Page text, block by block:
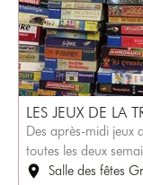
LES JEUX DE LA
Des après-midi jeux
toutes les deux
Salle des fêtes